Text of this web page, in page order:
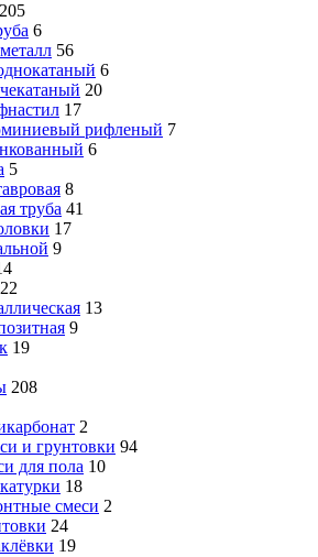
205
6
56
6
20
17
рифленый 7
6
5
8
труба 41
17
9
22
13
9
19
208
2
и грунтовки 94
для пола 10
18
смеси 2
24
19